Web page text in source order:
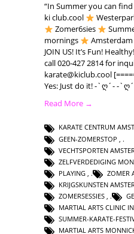
ki club.cool
Zomer6sies
mornings
Amsterdam
JOIN US! It’s Fun!
call 020-427 2814 for
karate@kiclub.cool
Read More →
KARATE CENTRUM
GEEN-ZOMERSTOP
VECHTSPORTEN
ZELFVERDEDIGING
PLAYING
ZOMER
KRIJGSKUNSTEN
ZOMERSESSIES
MARTIAL ARTS CLINIC
SUMMER-KARATE-
MARTIAL ARTS